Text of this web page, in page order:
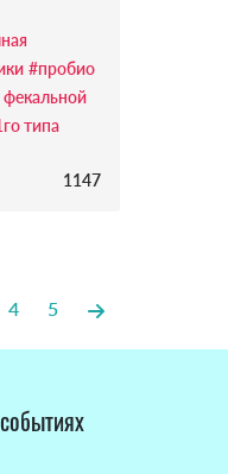
#пробио
типа
1147
4 5